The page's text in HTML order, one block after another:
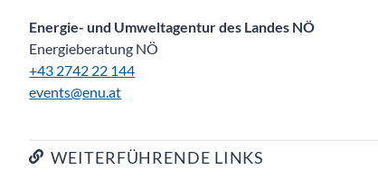
Energie- und Umweltagentur des Landes NÖ
Energieberatung NÖ
+43 2742 22 144
events@enu.at
WEITERFÜHRENDE LINKS